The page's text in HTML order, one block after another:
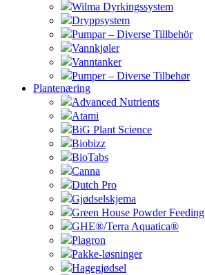
Wilma Dyrkingssystem
Dryppsystem
Pumpar – Diverse Tillbehör
Vannkjøler
Vanntanker
Pumper – Diverse Tilbehør
Plantenæring
Advanced Nutrients
Atami
BiG Plant Science
Biobizz
BioTabs
Canna
Dutch Pro
Gjødselskjema
Green House Powder Feeding
GHE®/Terra Aquatica®
Plagron
Pakke-løsninger
Hagegjødsel